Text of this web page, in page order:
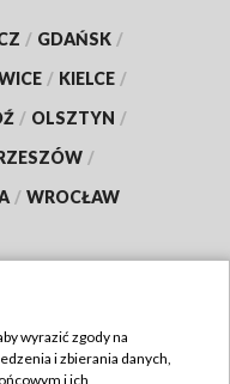
/ GDAŃSK /
/ KIELCE /
/ OLSZTYN /
/
/ WROCŁAW
wyrazić zgody na
i zbierania danych,
i ich